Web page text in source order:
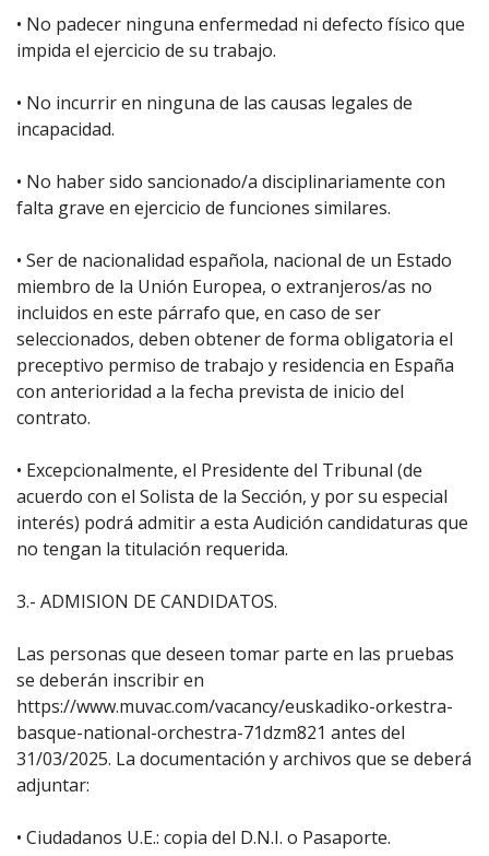
• No padecer ninguna enfermedad ni defecto físico que
impida el ejercicio de su trabajo.
• No incurrir en ninguna de las causas legales de
incapacidad.
• No haber sido sancionado/a disciplinariamente con
falta grave en ejercicio de funciones similares.
• Ser de nacionalidad española, nacional de un Estado
miembro de la Unión Europea, o extranjeros/as no
incluidos en este párrafo que, en caso de ser
seleccionados, deben obtener de forma obligatoria el
preceptivo permiso de trabajo y residencia en España
con anterioridad a la fecha prevista de inicio del
contrato.
• Excepcionalmente, el Presidente del Tribunal (de
acuerdo con el Solista de la Sección, y por su especial
interés) podrá admitir a esta Audición candidaturas que
no tengan la titulación requerida.
3.- ADMISION DE CANDIDATOS.
Las personas que deseen tomar parte en las pruebas
se deberán inscribir en
https://www.muvac.com/vacancy/euskadiko-orkestra-
basque-national-orchestra-71dzm821 antes del
31/03/2025. La documentación y archivos que se deberá
adjuntar:
• Ciudadanos U.E.: copia del D.N.I. o Pasaporte.